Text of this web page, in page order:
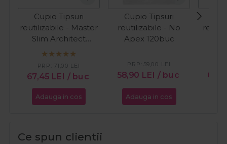
Cupio Tipsuri
reutilizabile - Master
Slim Architect
240buc
67,45 LEI / buc
PRP: 71,00 LEI
Adauga in cos
Cupio Tipsuri
reutilizabile - No
Apex 120buc
58,90 LEI / buc
PRP: 59,00 LEI
Adauga in cos
Ce spun clientii